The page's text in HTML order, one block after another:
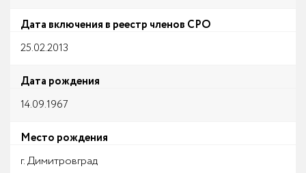
Дата включения в реестр членов СРО
25.02.2013
Дата рождения
14.09.1967
Место рождения
г. Димитровград